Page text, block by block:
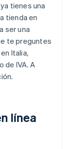
tienes una
tienda en
ser una
te preguntes
Italia,
de IVA. A
línea